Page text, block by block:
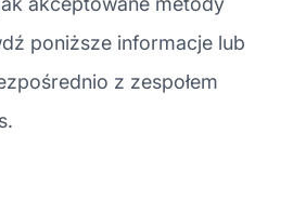
poniższe informacje lub
z zespołem